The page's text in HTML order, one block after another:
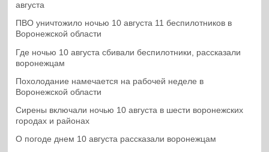
августа
ПВО уничтожило ночью 10 августа 11 беспилотников в
Воронежской области
Где ночью 10 августа сбивали беспилотники, рассказали
воронежцам
Похолодание намечается на рабочей неделе в
Воронежской области
Сирены включали ночью 10 августа в шести воронежских
городах и районах
О погоде днем 10 августа рассказали воронежцам